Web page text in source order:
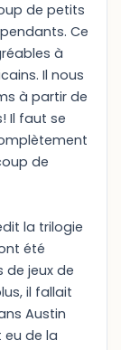
de petits
Ce
à
Il nous
à partir de
Il faut se
de
la trilogie
été
jeux de
il fallait
Austin
eu de la